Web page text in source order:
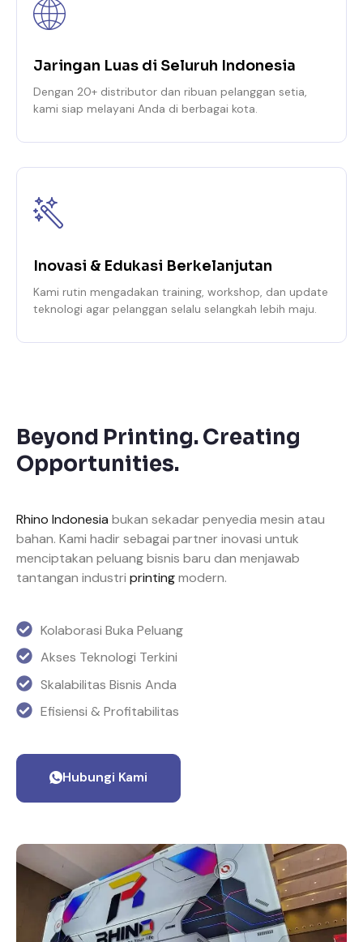
Jaringan Luas di Seluruh Indonesia
Dengan 20+ distributor dan ribuan pelanggan setia,
kami siap melayani Anda di berbagai kota.
Inovasi & Edukasi Berkelanjutan
Kami rutin mengadakan training, workshop, dan update
teknologi agar pelanggan selalu selangkah lebih maju.
Beyond Printing. Creating
Opportunities.
Rhino Indonesia bukan sekadar penyedia mesin atau
bahan. Kami hadir sebagai partner inovasi untuk
menciptakan peluang bisnis baru dan menjawab
tantangan industri printingmodern.
Kolaborasi Buka Peluang
Akses Teknologi Terkini
Skalabilitas Bisnis Anda
Efisiensi & Profitabilitas
Hubungi Kami